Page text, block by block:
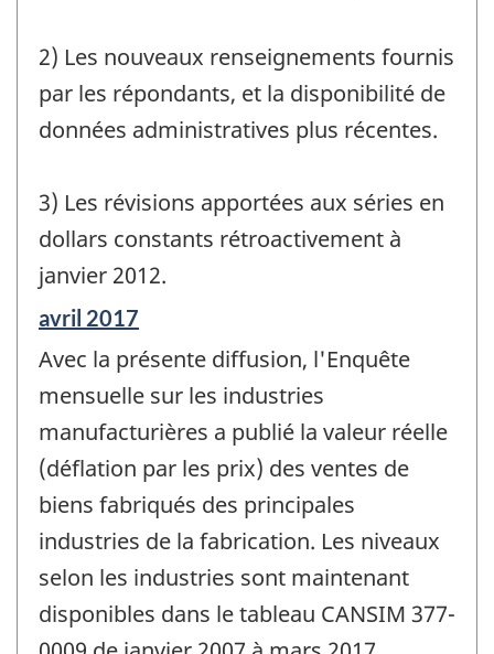
2) Les nouveaux renseignements fournis
par les répondants, et la disponibilité de
données administratives plus récentes.
3) Les révisions apportées aux séries en
dollars constants rétroactivement à
janvier 2012.
Période
référence
de
-
avril 2017
Avec la présente diffusion, l'Enquête
mensuelle sur les industries
manufacturières a publié la valeur réelle
(déflation par les prix) des ventes de
biens fabriqués des principales
industries de la fabrication. Les niveaux
selon les industries sont maintenant
disponibles dans le tableau CANSIM 377-